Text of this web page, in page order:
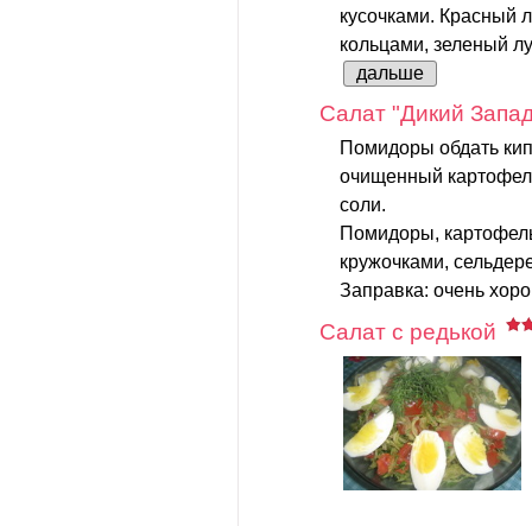
кусочками. Красный
кольцами, зеленый
дальше
Салат "Дикий
Помидоры обдать
очищенный
соли.
Помидоры,
кружочками,
Заправка: очень
Салат с редькой